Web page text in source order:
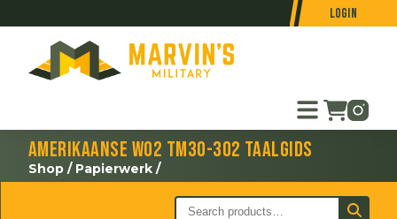
Login
Amerikaanse WO2 TM30-302 taalgids
Shop / Papierwerk /